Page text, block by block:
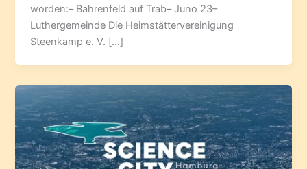
worden:– Bahrenfeld auf Trab– Juno 23–
Luthergemeinde Die Heimstättervereinigung
Steenkamp e. V. […]